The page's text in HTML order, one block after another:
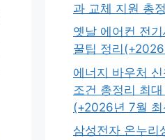
과 교체 지원 총
옛날 에어컨 전
꿀팁 정리
에너지 바우처
조건 총정리 최
(+2026년 7월 최
삼성전자 온누리